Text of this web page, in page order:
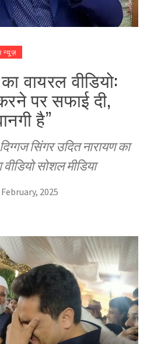
न्यूज़
वायरल वीडियो:
पर सफाई दी,
है”
सिंगर उदित नारायण का
सोशल मीडिया
February, 2025